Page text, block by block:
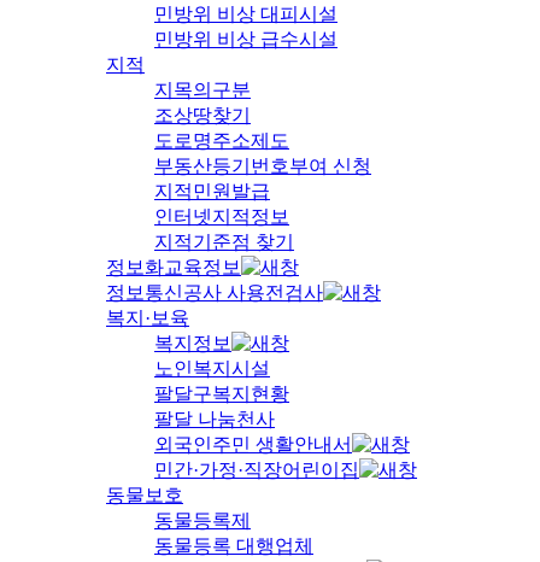
민방위 비상 대피시설
민방위 비상 급수시설
지적
지목의구분
조상땅찾기
도로명주소제도
부동산등기번호부여 신청
지적민원발급
인터넷지적정보
지적기준점 찾기
정보화교육정보
정보통신공사 사용전검사
복지·보육
복지정보
노인복지시설
팔달구복지현황
팔달 나눔천사
외국인주민 생활안내서
민간·가정·직장어린이집
동물보호
동물등록제
동물등록 대행업체